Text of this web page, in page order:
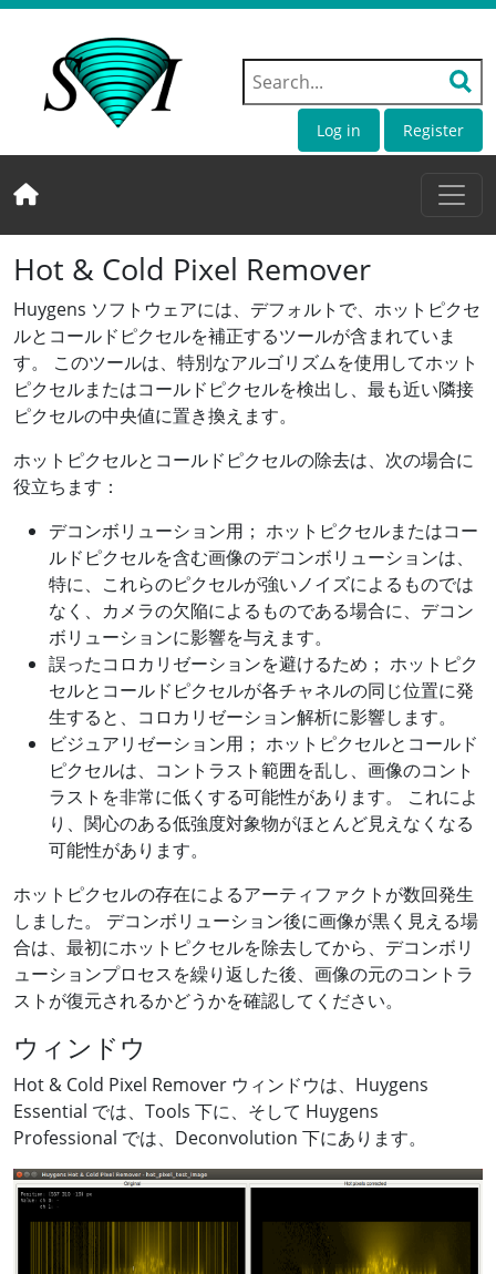
Log in Register
Hot & Cold Pixel Remover
Huygens ソフトウェアには、デフォルトで、ホットピクセ
ルとコールドピクセルを補正するツールが含まれていま
す。 このツールは、特別なアルゴリズムを使用してホット
ピクセルまたはコールドピクセルを検出し、最も近い隣接
ピクセルの中央値に置き換えます。
ホットピクセルとコールドピクセルの除去は、次の場合に
役立ちます：
デコンボリューション用； ホットピクセルまたはコー
ルドピクセルを含む画像のデコンボリューションは、
特に、これらのピクセルが強いノイズによるものでは
なく、カメラの欠陥によるものである場合に、デコン
ボリューションに影響を与えます。
誤ったコロカリゼーションを避けるため； ホットピク
セルとコールドピクセルが各チャネルの同じ位置に発
生すると、コロカリゼーション解析に影響します。
ビジュアリゼーション用； ホットピクセルとコールド
ピクセルは、コントラスト範囲を乱し、画像のコント
ラストを非常に低くする可能性があります。 これによ
り、関心のある低強度対象物がほとんど見えなくなる
可能性があります。
ホットピクセルの存在によるアーティファクトが数回発生
しました。 デコンボリューション後に画像が黒く見える場
合は、最初にホットピクセルを除去してから、デコンボリ
ューションプロセスを繰り返した後、画像の元のコントラ
ストが復元されるかどうかを確認してください。
ウィンドウ
Hot & Cold Pixel Remover ウィンドウは、Huygens
Essential では、Tools 下に、そして Huygens
Professional では、Deconvolution 下にあります。